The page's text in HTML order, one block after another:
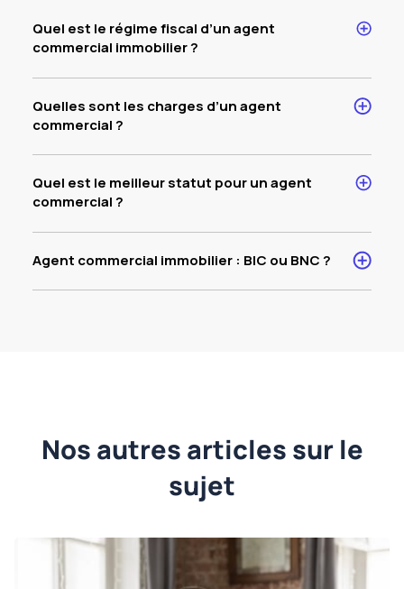
Quel est le régime fiscal d’un agent
commercial immobilier ?
Quelles sont les charges d’un agent
commercial ?
Quel est le meilleur statut pour un agent
commercial ?
Agent commercial immobilier : BIC ou BNC ?
Nos autres articles sur le
sujet